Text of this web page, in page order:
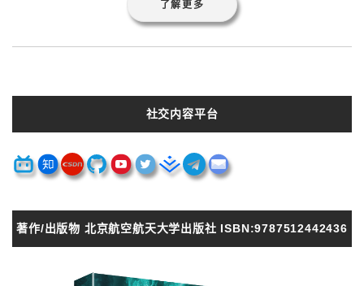
了解更多
社交内容平台
著作/出版物 北京航空航天大学出版社 ISBN:9787512442436